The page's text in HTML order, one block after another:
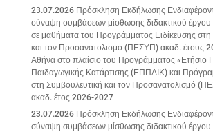
23.07.2026 Πρόσκληση Εκδήλωσης
σύναψη συμβάσεων μίσθωσης διδακτικού έργου
σε μαθήματα του Προγράμματος Ειδίκευσης στη
και τον Προσανατολισμό (ΠΕΣΥΠ) ακαδ. έτους
Αθήνα στο πλαίσιο του Προγράμματος «Ετήσιο
Παιδαγωγικής Κατάρτισης (ΕΠΠΑΙΚ) και
στη Συμβουλευτική και τον Προσανατολισμό
ακαδ. έτος 2026-2027
23.07.2026 Πρόσκληση Εκδήλωσης
σύναψη συμβάσεων μίσθωσης διδακτικού έργου